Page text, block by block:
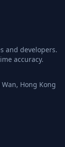
and developers.
accuracy.
Hong Kong